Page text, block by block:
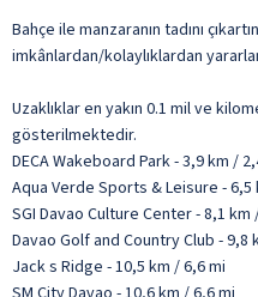
Bahçe ile manzaranın tadını
imkânlardan/kolaylıklardan
Uzaklıklar en yakın 0.1 mil ve
gösterilmektedir.
DECA Wakeboard Park - 3,9 km /
Aqua Verde Sports & Leisure - 6,5
SGI Davao Culture Center - 8,1 km
Davao Golf and Country Club - 9,8
Jack s Ridge - 10,5 km / 6,6 mi